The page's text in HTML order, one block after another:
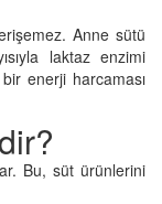
Anne sütü
laktaz enzimi
enerji harcaması
Bu, süt ürünlerini